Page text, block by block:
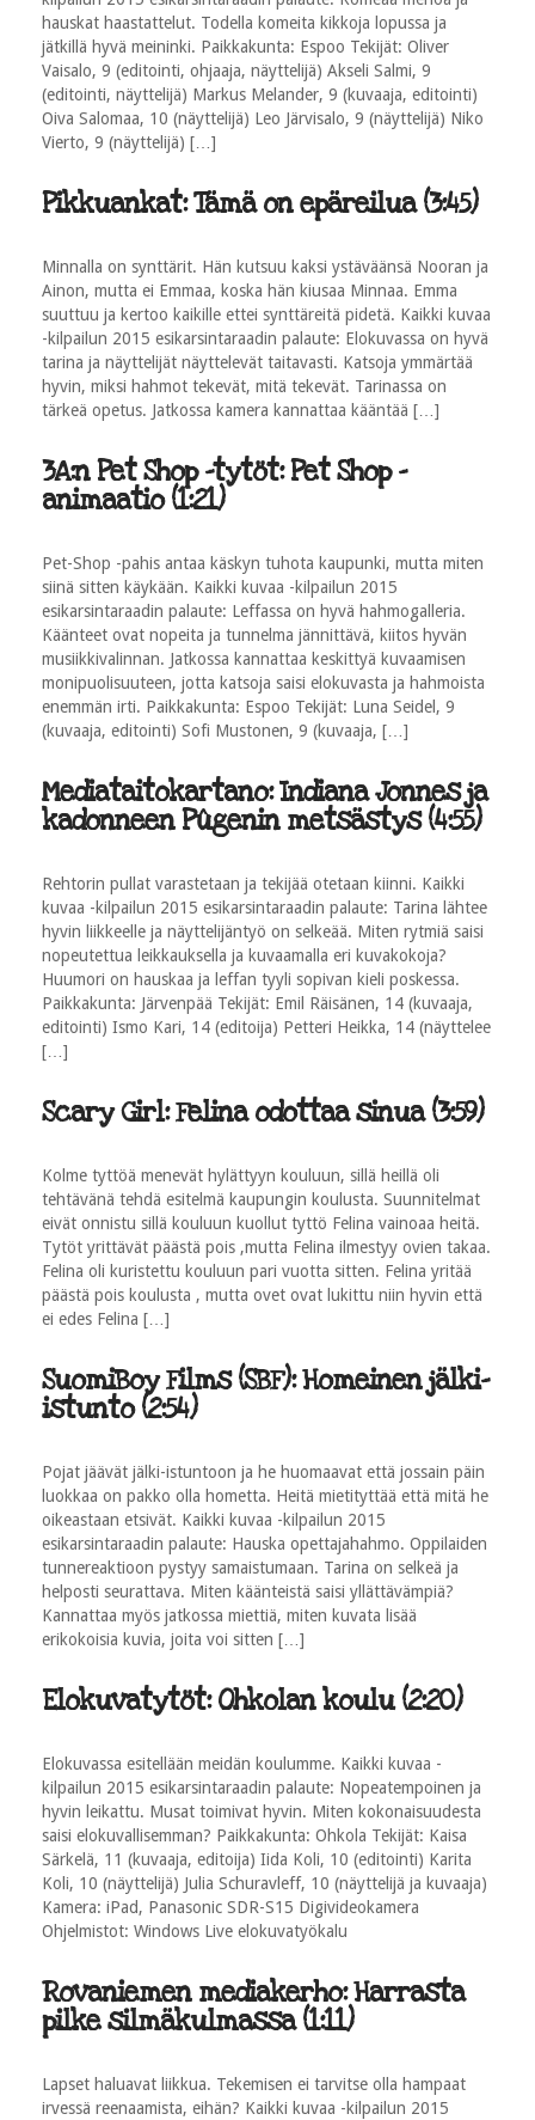
hauskat haastattelut. Todella komeita kikkoja lopussa ja
jätkillä hyvä meininki. Paikkakunta: Espoo Tekijät: Oliver
Vaisalo, 9 (editointi, ohjaaja, näyttelijä) Akseli Salmi, 9
(editointi, näyttelijä) Markus Melander, 9 (kuvaaja, editointi)
Oiva Salomaa, 10 (näyttelijä) Leo Järvisalo, 9 (näyttelijä) Niko
Vierto, 9 (näyttelijä) […]
Pikkuankat: Tämä on epäreilua (3:45)
Minnalla on synttärit. Hän kutsuu kaksi ystäväänsä Nooran ja
Ainon, mutta ei Emmaa, koska hän kiusaa Minnaa. Emma
suuttuu ja kertoo kaikille ettei synttäreitä pidetä. Kaikki kuvaa
-kilpailun 2015 esikarsintaraadin palaute: Elokuvassa on hyvä
tarina ja näyttelijät näyttelevät taitavasti. Katsoja ymmärtää
hyvin, miksi hahmot tekevät, mitä tekevät. Tarinassa on
tärkeä opetus. Jatkossa kamera kannattaa kääntää […]
3A:n Pet Shop -tytöt: Pet Shop -
animaatio (1:21)
Pet-Shop -pahis antaa käskyn tuhota kaupunki, mutta miten
siinä sitten käykään. Kaikki kuvaa -kilpailun 2015
esikarsintaraadin palaute: Leffassa on hyvä hahmogalleria.
Käänteet ovat nopeita ja tunnelma jännittävä, kiitos hyvän
musiikkivalinnan. Jatkossa kannattaa keskittyä kuvaamisen
monipuolisuuteen, jotta katsoja saisi elokuvasta ja hahmoista
enemmän irti. Paikkakunta: Espoo Tekijät: Luna Seidel, 9
(kuvaaja, editointi) Sofi Mustonen, 9 (kuvaaja, […]
Mediataitokartano: Indiana Jonnes ja
kadonneen Pûgenin metsästys (4:55)
Rehtorin pullat varastetaan ja tekijää otetaan kiinni. Kaikki
kuvaa -kilpailun 2015 esikarsintaraadin palaute: Tarina lähtee
hyvin liikkeelle ja näyttelijäntyö on selkeää. Miten rytmiä saisi
nopeutettua leikkauksella ja kuvaamalla eri kuvakokoja?
Huumori on hauskaa ja leffan tyyli sopivan kieli poskessa.
Paikkakunta: Järvenpää Tekijät: Emil Räisänen, 14 (kuvaaja,
editointi) Ismo Kari, 14 (editoija) Petteri Heikka, 14 (näyttelee
[…]
Scary Girl: Felina odottaa sinua (3:59)
Kolme tyttöä menevät hylättyyn kouluun, sillä heillä oli
tehtävänä tehdä esitelmä kaupungin koulusta. Suunnitelmat
eivät onnistu sillä kouluun kuollut tyttö Felina vainoaa heitä.
Tytöt yrittävät päästä pois ,mutta Felina ilmestyy ovien takaa.
Felina oli kuristettu kouluun pari vuotta sitten. Felina yritää
päästä pois koulusta , mutta ovet ovat lukittu niin hyvin että
ei edes Felina […]
SuomiBoy Films (SBF): Homeinen jälki-
istunto (2:54)
Pojat jäävät jälki-istuntoon ja he huomaavat että jossain päin
luokkaa on pakko olla hometta. Heitä mietityttää että mitä he
oikeastaan etsivät. Kaikki kuvaa -kilpailun 2015
esikarsintaraadin palaute: Hauska opettajahahmo. Oppilaiden
tunnereaktioon pystyy samaistumaan. Tarina on selkeä ja
helposti seurattava. Miten käänteistä saisi yllättävämpiä?
Kannattaa myös jatkossa miettiä, miten kuvata lisää
erikokoisia kuvia, joita voi sitten […]
Elokuvatytöt: Ohkolan koulu (2:20)
Elokuvassa esitellään meidän koulumme. Kaikki kuvaa -
kilpailun 2015 esikarsintaraadin palaute: Nopeatempoinen ja
hyvin leikattu. Musat toimivat hyvin. Miten kokonaisuudesta
saisi elokuvallisemman? Paikkakunta: Ohkola Tekijät: Kaisa
Särkelä, 11 (kuvaaja, editoija) Iida Koli, 10 (editointi) Karita
Koli, 10 (näyttelijä) Julia Schuravleff, 10 (näyttelijä ja kuvaaja)
Kamera: iPad, Panasonic SDR-S15 Digivideokamera
Ohjelmistot: Windows Live elokuvatyökalu
Rovaniemen mediakerho: Harrasta
pilke silmäkulmassa (1:11)
Lapset haluavat liikkua. Tekemisen ei tarvitse olla hampaat
irvessä reenaamista, eihän? Kaikki kuvaa -kilpailun 2015